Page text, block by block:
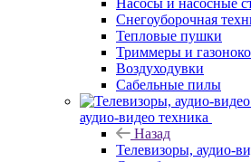
Насосы и насосные
Снегоуборочная
Тепловые пушки
Триммеры и
Воздуходувки
Сабельные пилы
аудио-видео техника
Назад
Телевизоры, аудио-